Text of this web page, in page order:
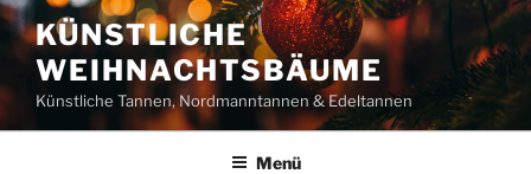
Zum
Inhalt
springen
KÜNSTLICHE
WEIHNACHTSBÄUME
Künstliche Tannen, Nordmanntannen & Edeltannen
Menü